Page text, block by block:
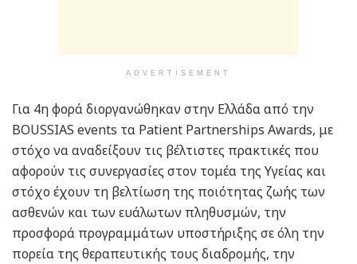
ADVERTISEMENT
Για 4η φορά διοργανώθηκαν στην Ελλάδα από την
BOUSSIAS events τα Patient Partnerships Awards, με
στόχο να αναδείξουν τις βέλτιστες πρακτικές που
αφορούν τις συνεργασίες στον τομέα της Υγείας και
στόχο έχουν τη βελτίωση της ποιότητας ζωής των
ασθενών και των ευάλωτων πληθυσμών, την
προσφορά προγραμμάτων υποστήριξης σε όλη την
πορεία της θεραπευτικής τους διαδρομής, την